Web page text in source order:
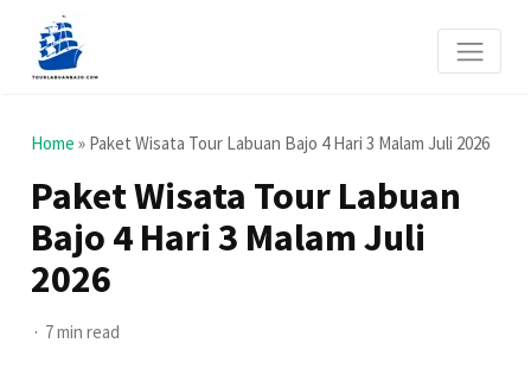
Home » Paket Wisata Tour Labuan Bajo 4 Hari 3 Malam Juli 2026
Paket Wisata Tour Labuan
Bajo 4 Hari 3 Malam Juli
2026
7 min read